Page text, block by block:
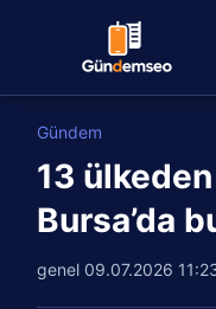
Gündem
13
Bursa’da
genel 09.07.2026